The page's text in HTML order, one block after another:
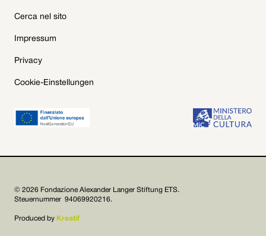
Cerca nel sito
Impressum
Privacy
Cookie-Einstellungen
© 2026 Fondazione Alexander Langer Stiftung ETS.
Steuernummer 94069920216.
Produced by Kreatif